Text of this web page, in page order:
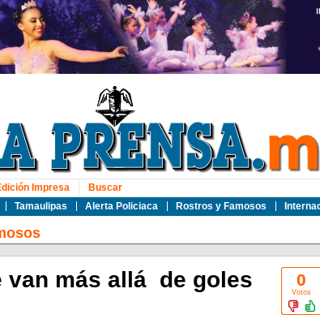
Tamaulipas Alerta Policiaca Rostros y Famosos
Impresa Buscar
0
Votos
van más allá de goles